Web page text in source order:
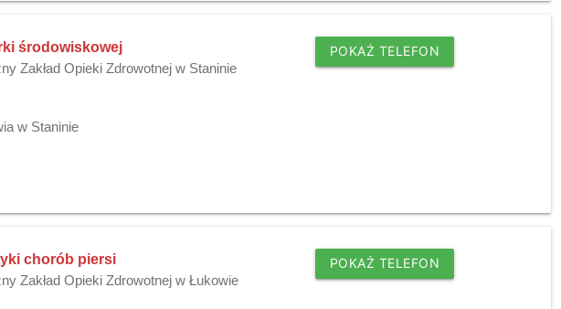
środowiskowej
Zakład Opieki Zdrowotnej w Staninie
POKAŻ TELEFON
w Staninie
chorób piersi
Zakład Opieki Zdrowotnej w Łukowie
POKAŻ TELEFON